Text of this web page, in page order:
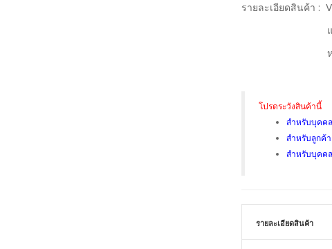
รายละเอียดสินค้า :
แบบทดส
หลังจากผ่าน
โปรดระวังสินค้านี้
สำหรับบุคค
สำหรับลูกค้
สำหรับบุคค
รายละเอียดสินค้า